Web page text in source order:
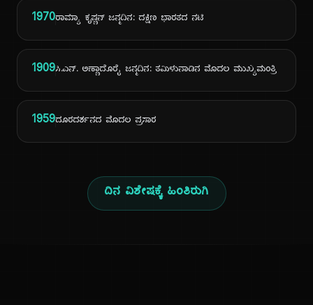
1970ರಾಮ್ಯಾ ಕೃಷ್ಣನ್ ಜನ್ಮದಿನ: ದಕ್ಷಿಣ ಭಾರತದ ನಟಿ
1909ಸಿ.ಎನ್. ಅಣ್ಣಾದೊರೈ ಜನ್ಮದಿನ: ತಮಿಳುನಾಡಿನ ಮೊದಲ ಮುಖ್ಯಮಂತ್ರಿ
1959ದೂರದರ್ಶನದ ಮೊದಲ ಪ್ರಸಾರ
ದಿನ ವಿಶೇಷಕ್ಕೆ ಹಿಂತಿರುಗಿ